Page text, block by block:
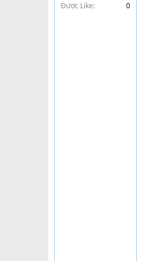
Được Like
0